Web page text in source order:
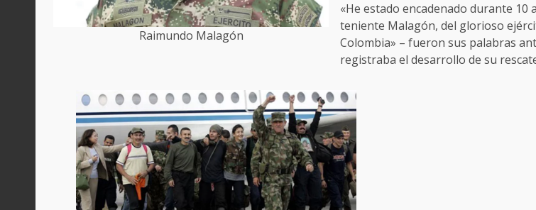
Raimundo Malagón
«He estado encadenado durante 10
teniente Malagón, del glorioso
Colombia» – fueron sus palabras
registraba el desarrollo de su